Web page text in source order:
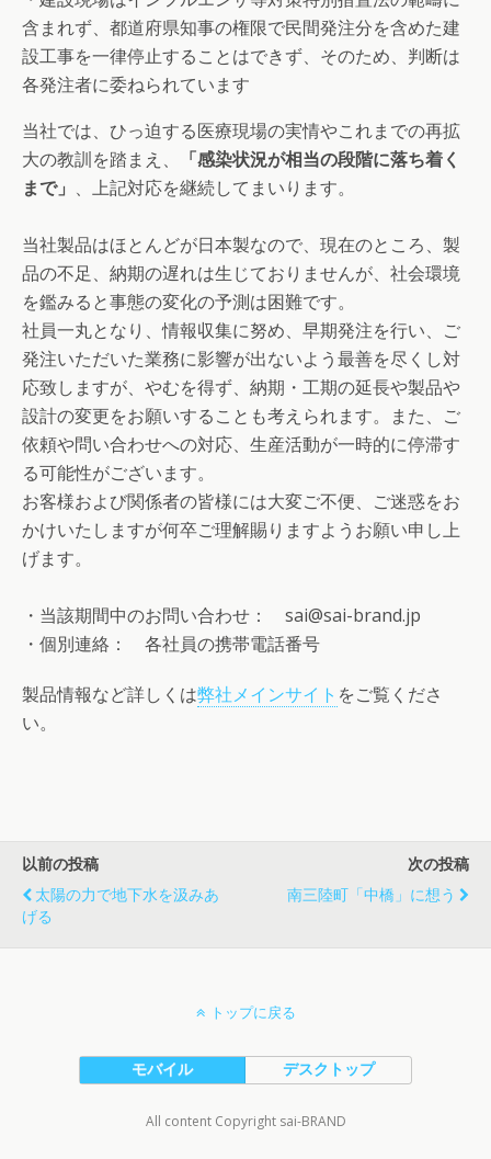
含まれず、都道府県知事の権限で民間発注分を含めた建
設工事を一律停止することはできず、そのため、判断は
各発注者に委ねられています
当社では、ひっ迫する医療現場の実情やこれまでの再拡
大の教訓を踏まえ、
「感染状況が相当の段階に落ち着く
まで」 、上記対応を継続してまいります。
当社製品はほとんどが日本製なので、現在のところ、製
品の不足、納期の遅れは生じておりませんが、社会環境
を鑑みると事態の変化の予測は困難です。
社員一丸となり、情報収集に努め、早期発注を行い、ご
発注いただいた業務に影響が出ないよう最善を尽くし対
応致しますが、やむを得ず、納期・工期の延長や製品や
設計の変更をお願いすることも考えられます。また、ご
依頼や問い合わせへの対応、生産活動が一時的に停滞す
る可能性がございます。
お客様および関係者の皆様には大変ご不便、ご迷惑をお
かけいたしますが何卒ご理解賜りますようお願い申し上
げます。
・当該期間中のお問い合わせ： sai@sai-brand.jp
・個別連絡： 各社員の携帯電話番号
製品情報など詳しくは弊社メインサイト をご覧くださ
い。
以前の投稿
太陽の力で地下水を汲みあ
げる
次の投稿
南三陸町「中橋」に想う
トップに戻る
モバイル デスクトップ
All content Copyright sai-BRAND